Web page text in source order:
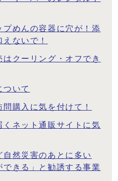
プめんの容器に穴が！添
ないで！
はクーリング・オフでき
ついて
問購入に気を付けて！
くネット通販サイトに気
自然災害のあとに多い
できる」と勧誘する事業